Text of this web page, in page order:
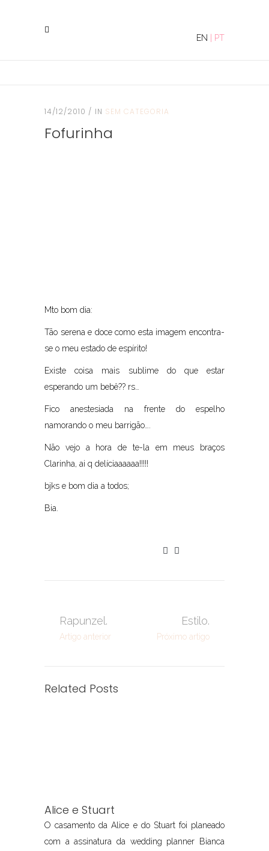
EN PT
14/12/2010 IN SEM CATEGORIA
Fofurinha
Mto bom dia:
Tão serena e doce como esta imagem encontra-
se o meu estado de espírito!
Existe coisa mais sublime do que estar
esperando um bebê?? rs…
Fico anestesiada na frente do espelho
namorando o meu barrigão….
Não vejo a hora de te-la em meus braços
Clarinha, ai q delíciaaaaaa!!!!!
bjks e bom dia a todos;
Bia.
Rapunzel.
Artigo anterior
Estilo.
Próximo artigo
Related Posts
Alice e Stuart
O casamento da Alice e do Stuart foi planeado
com a assinatura da wedding planner Bianca